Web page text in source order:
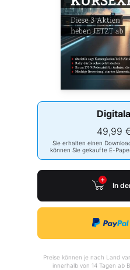
49,99
Sie erhalten einen
können Sie gekaufte E-
In
Preise können je nach Land
innerhalb von 14 Tagen ab